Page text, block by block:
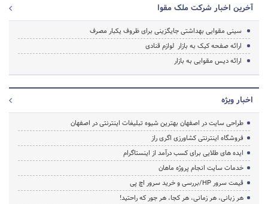
آخرین اخبار شرکت ملک مقوا
سینی مقوایی بهداشتی جایگزینی برای ظروف یکبار مصرف
ارائه صفحه کیک به بازار لوازم قنادی
ارائه دیس مقوایی به بازار
اخبار ویژه
طراحی سایت در اصفهان بهترین شیوه تبلیغات اینترنتی در اصفهان
فروشگاه اینترنتی کشاورزی اگری راز
ایده های طلایی برای کسب درآمد از اینستاگرام
خدمات سایت انجام پروژه ماهان
قیمت سرور HP/بررسی و خرید سرور اچ پی
هر زبانی، هر زمانی، هر کجا، هر جور که راحتید!